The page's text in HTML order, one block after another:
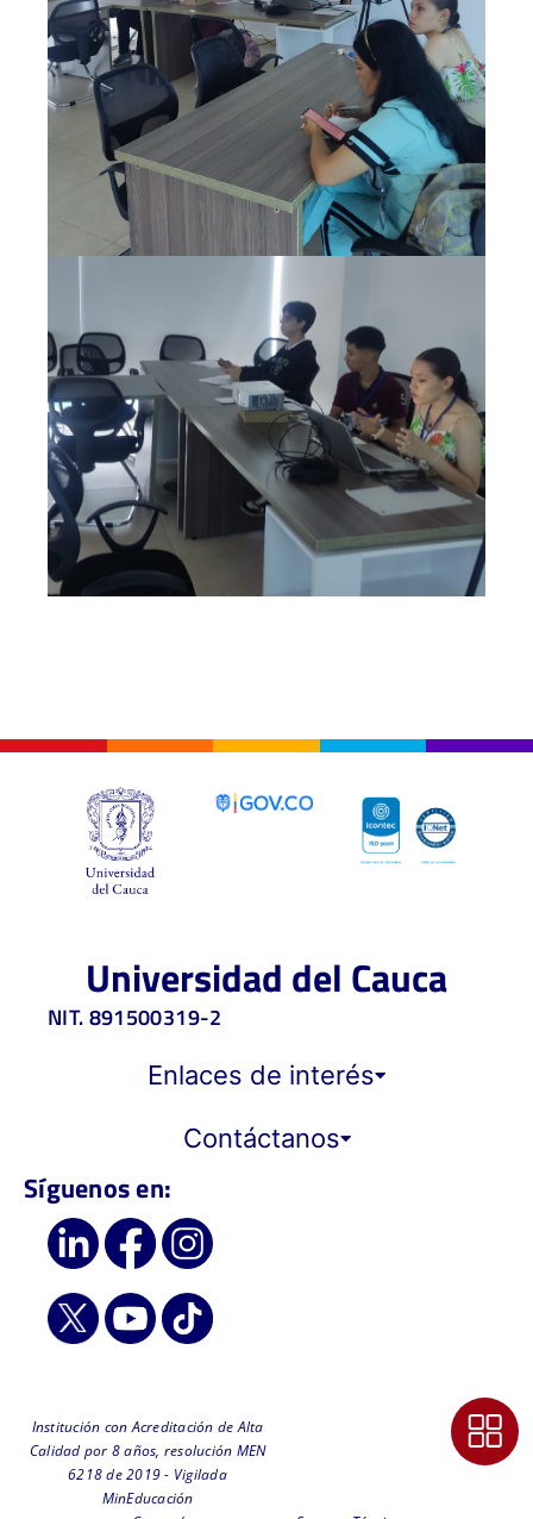
Universidad del Cauca
NIT. 891500319-2
Enlaces de interés
Contáctanos
Síguenos en:
Institución con Acreditación de Alta
Calidad por 8 años, resolución MEN
6218 de 2019 - Vigilada
MinEducación